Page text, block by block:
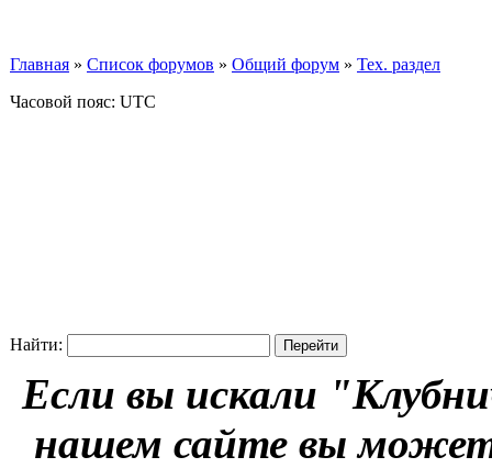
Главная » Список форумов » Общий форум » Тех. раздел
Часовой пояс: UTC
Найти:
Если вы искали
нашем сайте вы